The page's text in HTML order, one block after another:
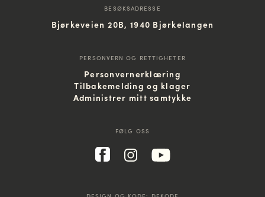
BESØKSADRESSE
Bjørkeveien 20B, 1940 Bjørkelangen
PERSONVERN OG RETTIGHETER
Personvernerklæring
Tilbakemelding og klager
Administrer mitt samtykke
FØLG OSS